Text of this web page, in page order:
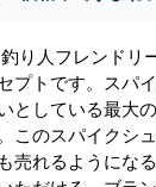
り人フレンドリ
プトです。スパ
としている最大
このスパイクシ
売れるようにな